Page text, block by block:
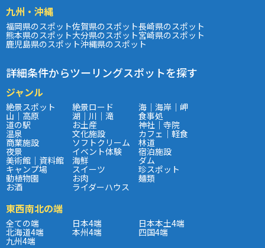
九州・沖縄
福岡県のスポット佐賀県のスポット長崎県のスポット
熊本県のスポット大分県のスポット宮崎県のスポット
鹿児島県のスポット沖縄県のスポット
詳細条件からツーリングスポットを探す
ジャンル
絶景スポット 絶景ロード 海｜海岸｜岬
山｜高原 湖｜川｜滝 食事処
道の駅 お土産 神社｜寺院
温泉 文化施設 カフェ｜軽食
商業施設 ソフトクリーム 林道
夜景 イベント体験 宿泊施設
美術館｜資料館 海鮮 ダム
キャンプ場 スイーツ 珍スポット
動植物園 お肉 麺類
お酒 ライダーハウス
東西南北の端
全ての端 日本4端 日本本土4端
北海道4端 本州4端 四国4端
九州4端